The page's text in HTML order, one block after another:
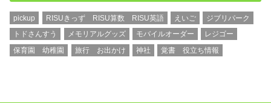
pickup RISUきっず RISU算数 RISU英語 えいご
ジブリパーク
トドさんすう
メモリアルグッズ モバイルオーダー
レジゴー
保育園 幼稚園
旅行 お出かけ 神社 覚書 役立ち情報